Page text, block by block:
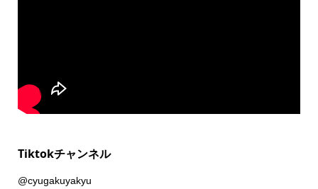
Tiktokチャンネル
@cyugakuyakyu